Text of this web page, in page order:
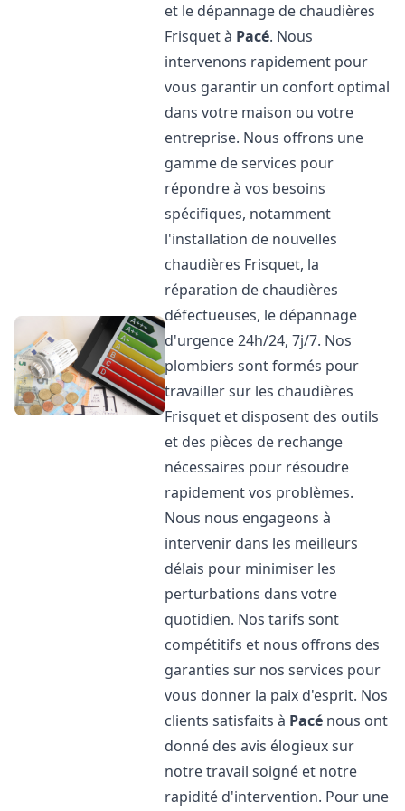
et le dépannage de chaudières
Frisquet à Pacé. Nous
intervenons rapidement pour
vous garantir un confort optimal
dans votre maison ou votre
entreprise. Nous offrons une
gamme de services pour
répondre à vos besoins
spécifiques, notamment
l'installation de nouvelles
chaudières Frisquet, la
réparation de chaudières
défectueuses, le dépannage
d'urgence 24h/24, 7j/7. Nos
plombiers sont formés pour
travailler sur les chaudières
Frisquet et disposent des outils
et des pièces de rechange
nécessaires pour résoudre
rapidement vos problèmes.
Nous nous engageons à
intervenir dans les meilleurs
délais pour minimiser les
perturbations dans votre
quotidien. Nos tarifs sont
compétitifs et nous offrons des
garanties sur nos services pour
vous donner la paix d'esprit. Nos
clients satisfaits à Pacé nous ont
donné des avis élogieux sur
notre travail soigné et notre
rapidité d'intervention. Pour une